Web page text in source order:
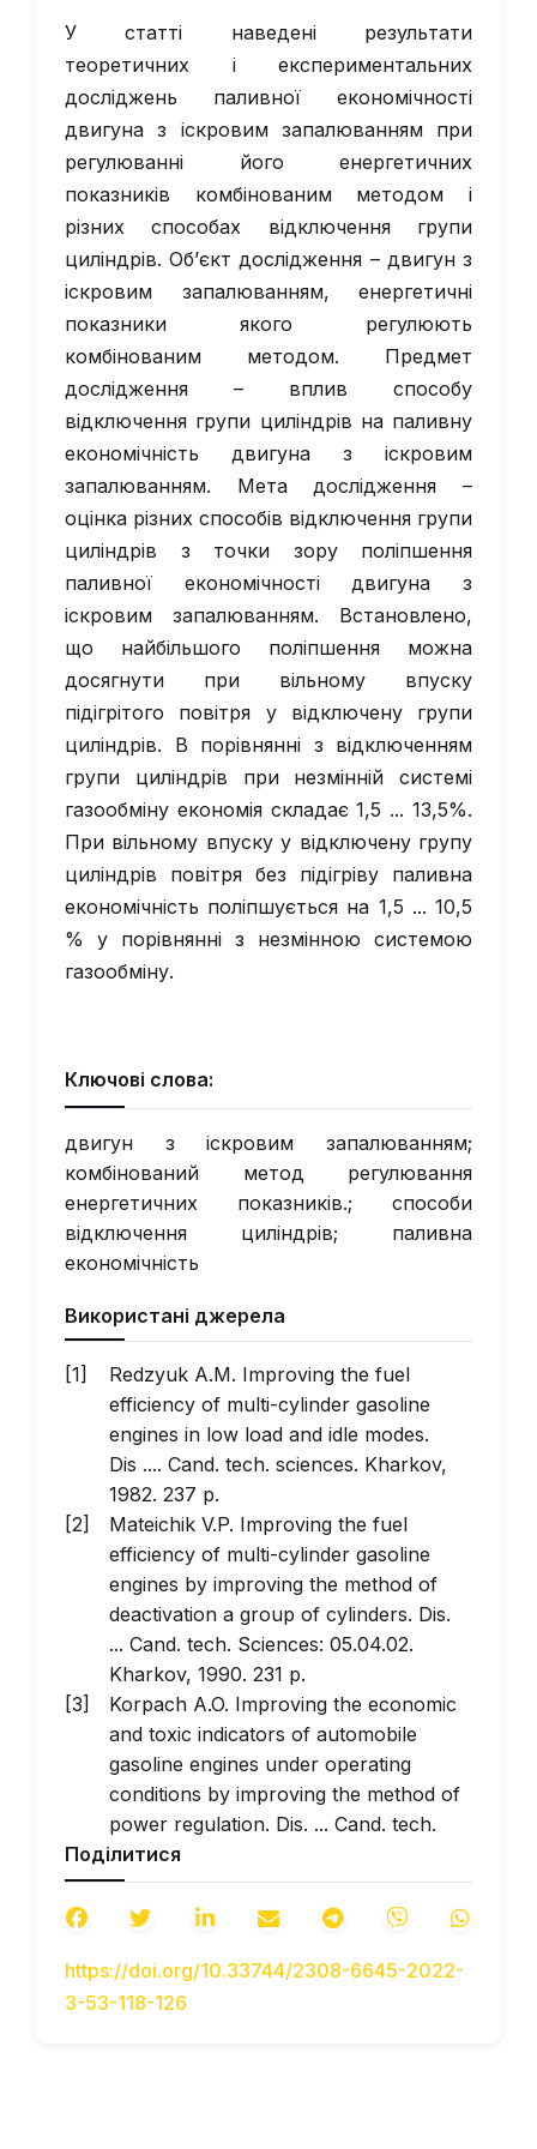
У статті наведені результати
теоретичних і експериментальних
досліджень паливної економічності
двигуна з іскровим запалюванням при
регулюванні його енергетичних
показників комбінованим методом і
різних способах відключення групи
циліндрів. Об’єкт дослідження – двигун з
іскровим запалюванням, енергетичні
показники якого регулюють
комбінованим методом. Предмет
дослідження – вплив способу
відключення групи циліндрів на паливну
економічність двигуна з іскровим
запалюванням. Мета дослідження –
оцінка різних способів відключення групи
циліндрів з точки зору поліпшення
паливної економічності двигуна з
іскровим запалюванням. Встановлено,
що найбільшого поліпшення можна
досягнути при вільному впуску
підігрітого повітря у відключену групи
циліндрів. В порівнянні з відключенням
групи циліндрів при незмінній системі
газообміну економія складає 1,5 ... 13,5%.
При вільному впуску у відключену групу
циліндрів повітря без підігріву паливна
економічність поліпшується на 1,5 ... 10,5
% у порівнянні з незмінною системою
газообміну.
Ключові слова:
двигун з іскровим запалюванням;
комбінований метод регулювання
енергетичних показників.; способи
відключення циліндрів; паливна
економічність
Використані джерела
Redzyuk A.M. Improving the fuel
efficiency of multi-cylinder gasoline
engines in low load and idle modes.
Dis .... Cand. tech. sciences. Kharkov,
1982. 237 p.
Mateichik V.P. Improving the fuel
efficiency of multi-cylinder gasoline
engines by improving the method of
deactivation a group of cylinders. Dis.
... Cand. tech. Sciences: 05.04.02.
Kharkov, 1990. 231 p.
Korpach A.O. Improving the economic
and toxic indicators of automobile
gasoline engines under operating
conditions by improving the method of
power regulation. Dis. ... Cand. tech.
Sciences: 05.04.02. Kharkov, 1989.
270 p.
Kovbasenko S.V. Improving the
gasoline engines with deactivation of
the cylinder group: Dis… Cand. tech.
Поділитися
https://doi.org/10.33744/2308-6645-2022-
3-53-118-126